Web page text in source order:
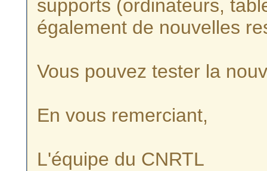
supports (ordinateurs,
également de nouvelles
Vous pouvez tester la
En vous remerciant,
L'équipe du CNRTL